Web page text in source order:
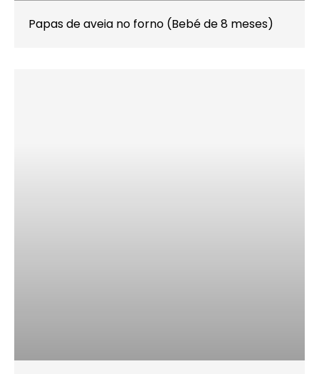
Papas de aveia no forno (Bebé de 8 meses)